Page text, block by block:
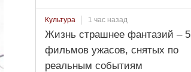
Культура 1 час назад
Жизнь страшнее фантазий – 5
фильмов ужасов, снятых по
реальным событиям